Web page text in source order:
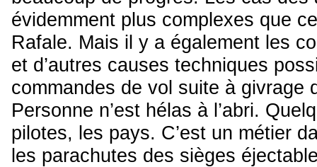
évidemment plus complexes que
Rafale. Mais il y a également les
et d’autres causes techniques
commandes de vol suite à givrage
Personne n’est hélas à l’abri.
pilotes, les pays. C’est un métier
les parachutes des sièges